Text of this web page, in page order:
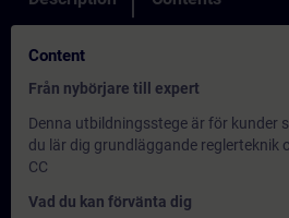
Content
Från nybörjare till expert
Denna utbildningsstege är för kunder
du lär dig grundläggande reglerteknik
CC
Vad du kan förvänta dig